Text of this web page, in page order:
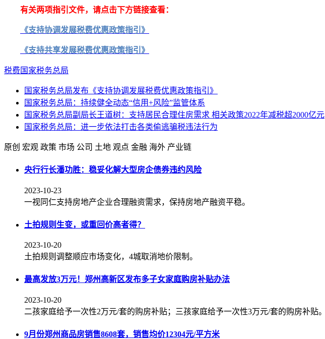
有关两项指引文件，请点击下方链接查看：
《支持协调发展税费优惠政策指引》
《支持共享发展税费优惠政策指引》
税费 国家税务总局
国家税务总局发布《支持协调发展税费优惠政策指引》
国家税务总局：持续健全动态“信用+风险”监管体系
国家税务总局副局长王道树：支持居民合理住房需求 相关政策2022年减税超2000亿元
国家税务总局：进一步依法打击各类偷逃骗税违法行为
原创 宏观 政策 市场 公司 土地 观点 金融 海外 产业链
央行行长潘功胜：稳妥化解大型房企债券违约风险
2023-10-23
一视同仁支持房地产企业合理融资需求，保持房地产融资平稳。
土拍规则生变，或重回价高者得？
2023-10-20
土拍规则调整顺应市场变化，4城取消地价限制。
最高发放3万元！郑州高新区发布多子女家庭购房补贴办法
2023-10-20
二孩家庭给予一次性2万元/套的购房补贴；三孩家庭给予一次性3万元/套的购房补贴。
9月份郑州商品房销售8608套，销售均价12304元/平方米